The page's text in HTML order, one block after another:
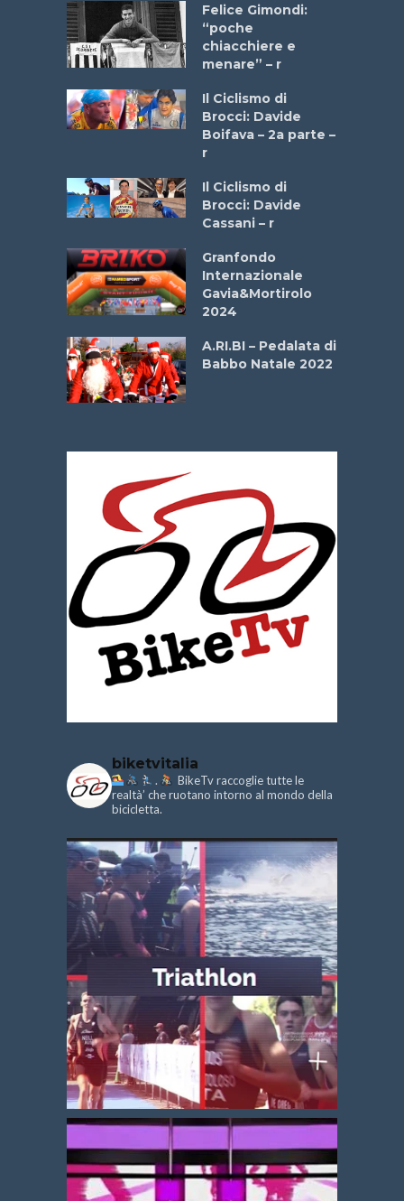
Felice Gimondi:
“poche
chiacchiere e
menare” – r
Il Ciclismo di
Brocci: Davide
Boifava – 2a parte –
r
Il Ciclismo di
Brocci: Davide
Cassani – r
Granfondo
Internazionale
Gavia&Mortirolo
2024
A.RI.BI – Pedalata di
Babbo Natale 2022
biketvitalia
.
BikeTv raccoglie tutte le
realtà’ che ruotano intorno al mondo della
bicicletta.